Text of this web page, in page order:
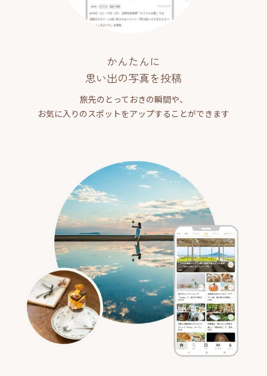
かんたんに
思い出の写真を投稿
旅先のとっておきの瞬間や、
お気に入りのスポットをアップすることができます